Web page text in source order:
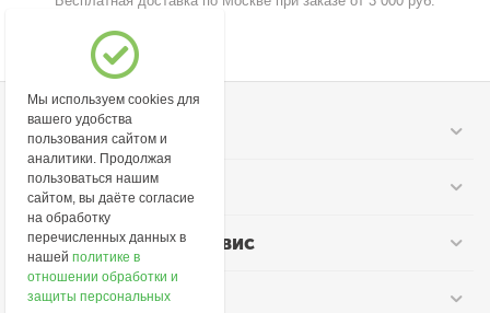
Моя учетная запись
Информация
Покупательский сервис
Контакты
Мы используем cookies для
вашего удобства
пользования сайтом и
аналитики. Продолжая
пользоваться нашим
сайтом, вы даёте согласие
на обработку
перечисленных данных в
нашейполитике в
отношении обработки и
защиты персональных